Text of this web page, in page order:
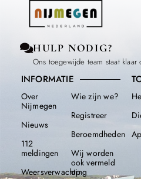
HULP NODIG?
Ons toegewijde team staat klaar
INFORMATIE
Over
Nijmegen
Nieuws
112
meldingen
Weersverwachting
Wie zijn we?
Registreer
Beroemdheden​
Wij worden
ook vermeld
op